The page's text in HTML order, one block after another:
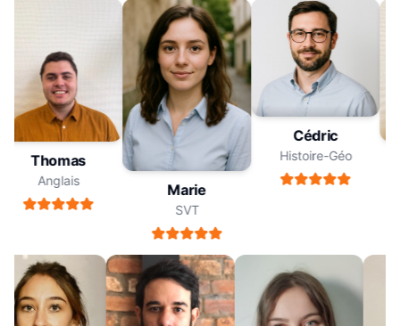
Thomas
Anglais
Marie
SVT
Cédric
Histoire-Géo